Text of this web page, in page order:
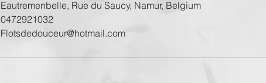
Eautremenbelle, Rue du Saucy, Namur, Belgium
0472921032
Flotsdedouceur@hotmail.com